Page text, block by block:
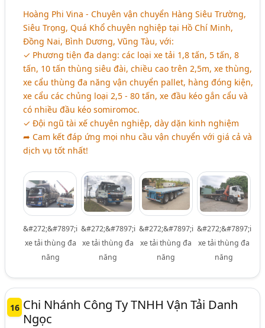
Hoàng Phi Vina - Chuyên vận chuyển Hàng Siêu Trường,
Siêu Trọng, Quá Khổ chuyên nghiệp tại Hồ Chí Minh,
Đồng Nai, Bình Dương, Vũng Tàu, với:
✓ Phương tiện đa dạng: các loại xe tải 1,8 tấn, 5 tấn, 8
tấn, 10 tấn thùng siêu đài, chiều cao trên 2,5m, xe thùng,
xe cẩu thùng đa năng vận chuyển pallet, hàng đóng kiện,
xe cẩu các chủng loại 2,5 - 80 tấn, xe đầu kéo gắn cẩu và
có nhiều đầu kéo somiromoc.
✓ Đội ngũ tài xế chuyên nghiệp, dày dặn kinh nghiệm
➦ Cam kết đáp ứng mọi nhu cầu vận chuyển với giá cả và
dịch vụ tốt nhất!
&#272;&#7897;i
xe tải thùng đa
năng
&#272;&#7897;i
xe tải thùng đa
năng
&#272;&#7897;i
xe tải thùng đa
năng
&#272;&#7897;i
xe tải thùng đa
năng
16 Chi Nhánh Công Ty TNHH Vận Tải Danh
Ngọc